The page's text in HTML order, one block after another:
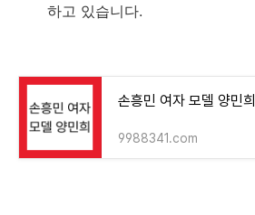
하고 있습니다.
손흥민 여자 모델 양민희
9988341.com